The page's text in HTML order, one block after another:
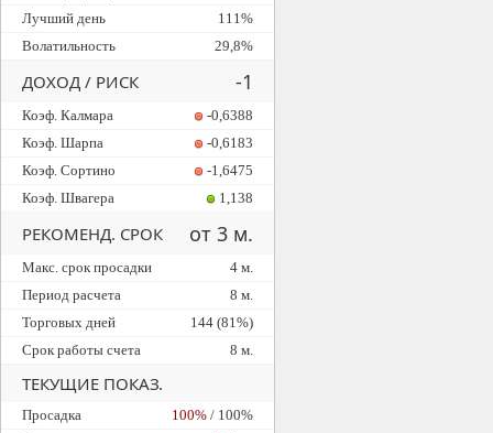
Лучший день
111%
Волатильность
29,8%
ДОХОД / РИСК -1
Коэф. Калмара
-0,6388
Коэф. Шарпа
-0,6183
Коэф. Сортино
-1,6475
Коэф. Швагера
1,138
РЕКОМЕНД. СРОК от 3 м.
Макс. срок просадки
4 м.
Период расчета
8 м.
Торговых дней
144 (81%)
Срок работы счета
8 м.
ТЕКУЩИЕ ПОКАЗ.
Просадка 100% / 100%